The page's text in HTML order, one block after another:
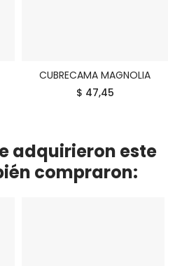
COMPRAR
CUBRECAMA MAGNOLIA
$ 47,45
adquirieron este
compraron: